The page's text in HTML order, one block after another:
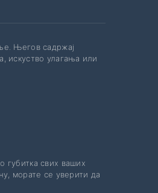
Његов садржај
искуство улагања или
губитка свих ваших
морате се уверити да